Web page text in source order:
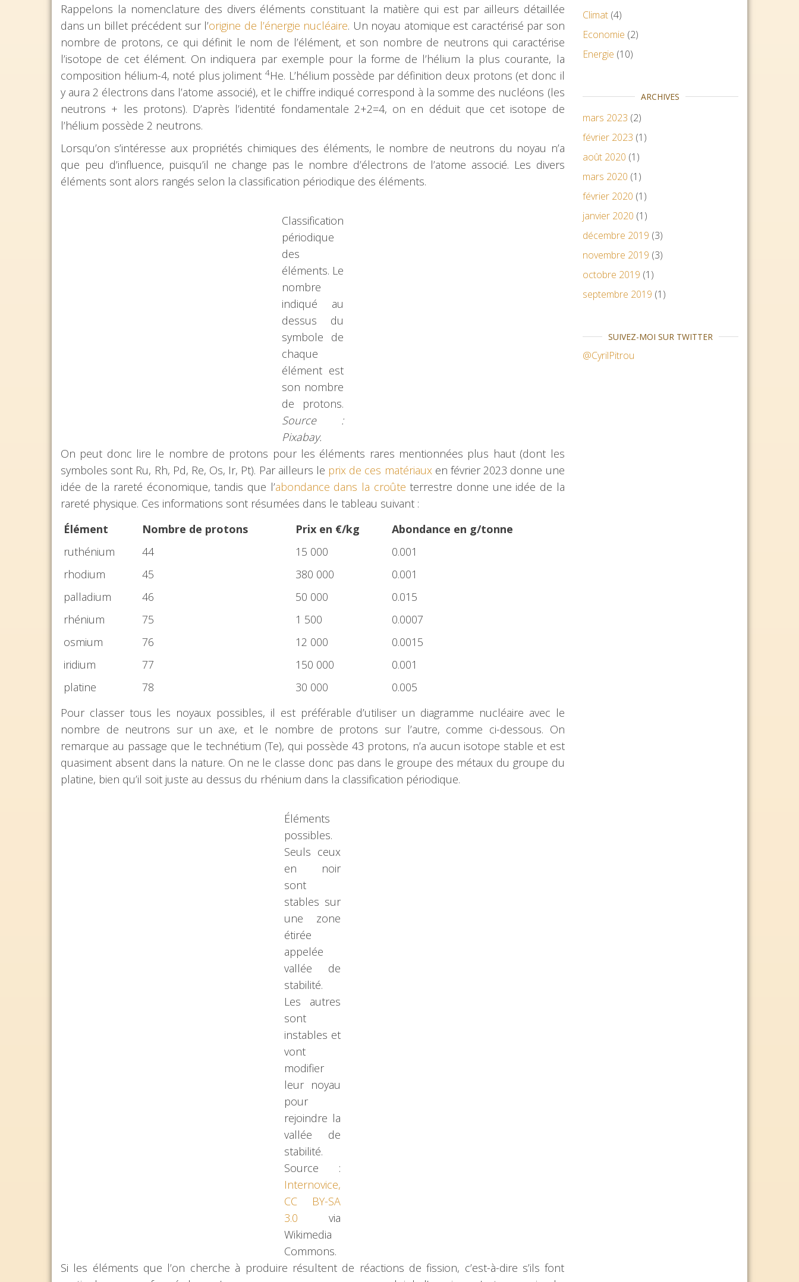
Rappelons la nomenclature des divers éléments constituant la matière qui est par ailleurs détaillée
dans un billet précédent sur l’origine de l’énergie nucléaire. Un noyau atomique est caractérisé par son
nombre de protons, ce qui définit le nom de l’élément, et son nombre de neutrons qui caractérise
l’isotope de cet élément. On indiquera par exemple pour la forme de l’hélium la plus courante, la
composition hélium-4, noté plus joliment4He. L’hélium possède par définition deux protons (et donc il
y aura 2 électrons dans l’atome associé), et le chiffre indiqué correspond à la somme des nucléons (les
neutrons + les protons). D’après l’identité fondamentale 2+2=4, on en déduit que cet isotope de
l’hélium possède 2 neutrons.
Lorsqu’on s’intéresse aux propriétés chimiques des éléments, le nombre de neutrons du noyau n’a
que peu d’influence, puisqu’il ne change pas le nombre d’électrons de l’atome associé. Les divers
éléments sont alors rangés selon la classification périodique des éléments.
Classification
périodique
des
éléments. Le
nombre
indiqué au
dessus du
symbole de
chaque
élément est
son nombre
de protons.
Source :
Pixabay.
On peut donc lire le nombre de protons pour les éléments rares mentionnées plus haut (dont les
symboles sont Ru, Rh, Pd, Re, Os, Ir, Pt). Par ailleurs le prix de ces matériauxen février 2023 donne une
idée de la rareté économique, tandis que l’abondance dans la croûte terrestre donne une idée de la
rareté physique. Ces informations sont résumées dans le tableau suivant :
Élément
Nombre de protons Prix en €/kg
Abondance en g/tonne
ruthénium
44 15 000
0.001
rhodium
45 380 000
0.001
palladium
46 50 000
0.015
rhénium
75 1 500
0.0007
osmium
76 12 000
0.0015
iridium
77 150 000
0.001
platine
78 30 000
0.005
Pour classer tous les noyaux possibles, il est préférable d’utiliser un diagramme nucléaire avec le
nombre de neutrons sur un axe, et le nombre de protons sur l’autre, comme ci-dessous. On
remarque au passage que le technétium (Te), qui possède 43 protons, n’a aucun isotope stable et est
quasiment absent dans la nature. On ne le classe donc pas dans le groupe des métaux du groupe du
platine, bien qu’il soit juste au dessus du rhénium dans la classification périodique.
Éléments
possibles.
Seuls ceux
en noir
sont
stables sur
une zone
étirée
appelée
vallée de
stabilité.
Les autres
sont
instables et
vont
modifier
leur noyau
pour
rejoindre la
vallée de
stabilité.
Source :
Internovice,
CC BY-SA
3.0 via
Wikimedia
Commons.
Si les éléments que l’on cherche à produire résultent de réactions de fission, c’est-à-dire s’ils font
Climat(4)
Economie (2)
Energie (10)
ARCHIVES
mars 2023 (2)
février 2023 (1)
août 2020 (1)
mars 2020 (1)
février 2020 (1)
janvier 2020 (1)
décembre 2019 (3)
novembre 2019 (3)
octobre 2019 (1)
septembre 2019 (1)
SUIVEZ-MOI SUR TWITTER
@CyrilPitrou